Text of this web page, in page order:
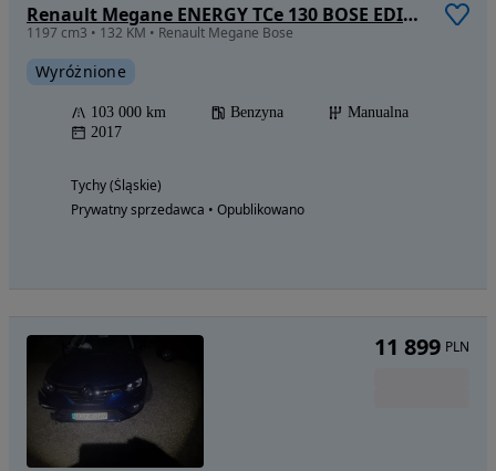
Renault Megane ENERGY TCe 130 BOSE EDITION
1197 cm3 • 132 KM • Renault Megane Bose
Wyróżnione
103 000 km Benzyna
Manualna
2017
Tychy (Śląskie)
Prywatny sprzedawca • Opublikowano
11 899 PLN